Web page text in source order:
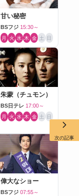
甘い秘密
BSフジ 15:30～
月 火 水 木 金 土 日
朱蒙（チュモン）
BS日テレ 17:00～
月 火 水 木 金 土 日
偉大なショー
BSフジ 07:55～
次の記事